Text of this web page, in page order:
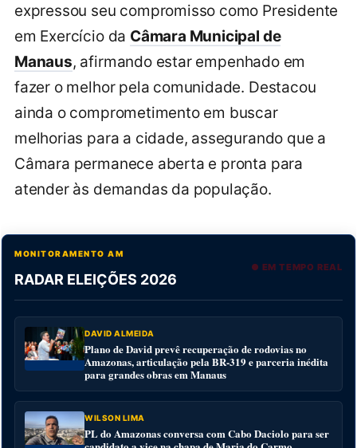
expressou seu compromisso como Presidente
em Exercício da Câmara Municipal de
Manaus, afirmando estar empenhado em
fazer o melhor pela comunidade. Destacou
ainda o comprometimento em buscar
melhorias para a cidade, assegurando que a
Câmara permanece aberta e pronta para
atender às demandas da população.
MONITORAMENTO AM
RADAR ELEIÇÕES 2026
● EM TEMPO REAL
DAVID ALMEIDA
Plano de David prevê recuperação de rodovias no
Amazonas, articulação pela BR-319 e parceria inédita
para grandes obras em Manaus
WILSON LIMA
PL do Amazonas conversa com Cabo Daciolo para ser